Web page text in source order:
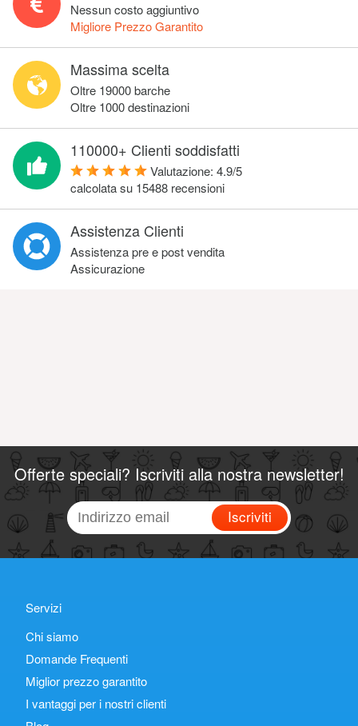
Nessun costo aggiuntivo
Migliore Prezzo Garantito
Massima scelta
Oltre 19000 barche
Oltre 1000 destinazioni
110000+ Clienti soddisfatti
Valutazione: 4.9/5
calcolata su 15488 recensioni
Assistenza Clienti
Assistenza pre e post vendita
Assicurazione
Offerte speciali? Iscriviti alla nostra newsletter!
Iscriviti
Servizi
Chi siamo
Domande Frequenti
Miglior prezzo garantito
I vantaggi per i nostri clienti